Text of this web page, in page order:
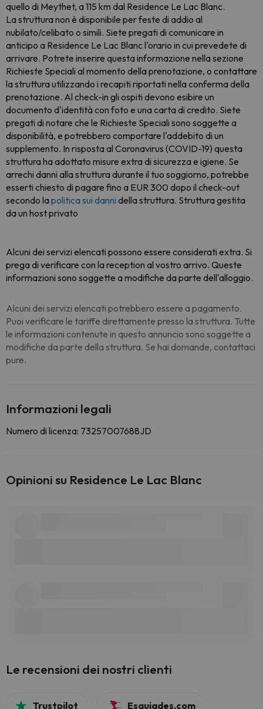
quello di Meythet, a 115 km dal Residence Le Lac Blanc.
La struttura non è disponibile per feste di addio al
nubilato/celibato o simili. Siete pregati di comunicare in
anticipo a Residence Le Lac Blanc l'orario in cui prevedete di
arrivare. Potrete inserire questa informazione nella sezione
Richieste Speciali al momento della prenotazione, o contattare
la struttura utilizzando i recapiti riportati nella conferma della
prenotazione. Al check-in gli ospiti devono esibire un
documento d'identità con foto e una carta di credito. Siete
pregati di notare che le Richieste Speciali sono soggette a
disponibilità, e potrebbero comportare l'addebito di un
supplemento. In risposta al Coronavirus (COVID-19) questa
struttura ha adottato misure extra di sicurezza e igiene. Se
arrechi danni alla struttura durante il tuo soggiorno, potrebbe
esserti chiesto di pagare fino a EUR 300 dopo il check-out
secondo lapolitica sui danni della struttura. Struttura gestita
da un host privato
Alcuni dei servizi elencati possono essere considerati extra. Si
prega di verificare con la reception al vostro arrivo. Queste
informazioni sono soggette a modifiche da parte dell'alloggio.
Alcuni dei servizi elencati potrebbero essere a pagamento.
Puoi verificare le tariffe direttamente presso la struttura. Tutte
le informazioni contenute in questo annuncio sono soggette a
modifiche da parte della struttura. Se hai domande, contattaci
pure.
Informazioni legali
Numero di licenza: 73257007688JD
Opinioni su Residence Le Lac Blanc
Le recensioni dei nostri clienti
Trustpilot Esquiades.com